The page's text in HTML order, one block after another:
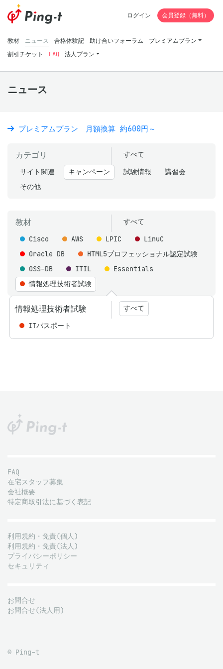
教材 ニュース 合格体験記 助け合いフォーラム
プレミアムプラン
割引チケット
FAQ 法人プラン
ログイン 会員登録（無料）
ニュース
プレミアムプラン 月額換算 約600円～
カテゴリ すべて
サイト関連 キャンペーン 試験情報
講習会
その他
教材 すべて
Cisco AWS LPIC
LinuC
Oracle DB
HTML5プロフェッショナル認定試験
OSS-DB
ITIL
Essentials
情報処理技術者試験
情報処理技術者試験 すべて
ITパスポート
FAQ
在宅スタッフ募集
会社概要
特定商取引法に基づく表記
利用規約・免責(個人)
利用規約・免責(法人)
プライバシーポリシー
セキュリティ
お問合せ
お問合せ(法人用)
© Ping-t